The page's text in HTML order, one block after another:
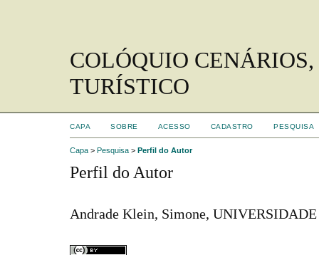
COLÓQUIO
TURÍSTICO
CAPA SOBRE ACESSO CADASTRO PESQUISA
Capa > Pesquisa > Perfil do Autor
Perfil do Autor
Andrade Klein, Simone,